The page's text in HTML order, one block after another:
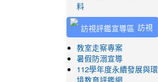
料
訪視
評鑑宣導區
教室走察專案
暑假防溺宣導
112學年度永續發展與環
境教育評鑑網